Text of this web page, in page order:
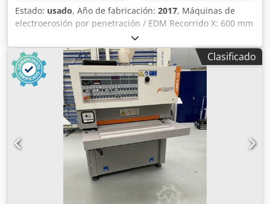
Estado: usado, Año de fabricación: 2017, Máquinas de
electroerosión por penetración / EDM Recorrido X: 600 mm
Recorrido Y: 400 mm Recorrido Z: 450 mm Tamaño de
mesa X: 750 mm Tamaño de mesa Y: 600 mm máx. tamaño
de pieza X: 1040 mm máx. tamaño de pieza Y: 730 mm
máx. tamaño de pieza Z: 410 mm peso máx. del electrodo:
50 kg peso máx. de la pieza: 1600 kg Generador: 64
amperios Enfriador Depósito descendente Control
Charmilles Control Charmilles Crjdpfoym Rr Njx Acfsf
Mecanizado de precisión de moldes y herramientas
Generador integrado Sistema dieléctrico con refrigeración
Apta para fabricación de herramientas y moldes
Clasificado